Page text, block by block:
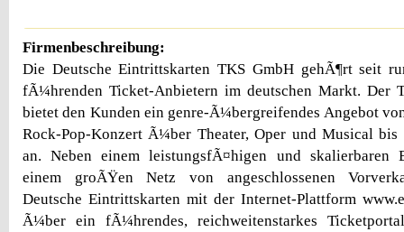
Firmenbeschreibung:
Die Deutsche Eintrittskarten TKS GmbH gehÃ¶rt seit
fÃ¼hrenden Ticket-Anbietern im deutschen Markt. Der
bietet den Kunden ein genre-Ã¼bergreifendes Angebot
Rock-Pop-Konzert Ã¼ber Theater, Oper und Musical
an. Neben einem leistungsfÃ¤higen und skalierbaren
einem groÃŸen Netz von angeschlossenen
Deutsche Eintrittskarten mit der Internet-Plattform
Ã¼ber ein fÃ¼hrendes, reichweitenstarkes